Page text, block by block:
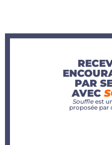
PAR
AVEC
Souffle est
proposée par